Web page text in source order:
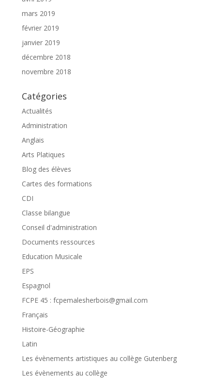
mars 2019
février 2019
janvier 2019
décembre 2018
novembre 2018
Catégories
Actualités
Administration
Anglais
Arts Platiques
Blog des élèves
Cartes des formations
CDI
Classe bilangue
Conseil d'administration
Documents ressources
Education Musicale
EPS
Espagnol
FCPE 45 : fcpemalesherbois@gmail.com
Français
Histoire-Géographie
Latin
Les évènements artistiques au collège Gutenberg
Les évènements au collège